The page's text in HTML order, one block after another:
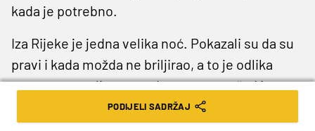
kada je potrebno.
Iza Rijeke je jedna velika noć. Pokazali su da su
pravi i kada možda ne briljirao, a to je odlika
pravog mentaliteta usađenog u momčad i
iRamiro Muñozmogu biti
apsolutno ponosni na ono što su izgradili u
PODIJELI SADRŽAJ